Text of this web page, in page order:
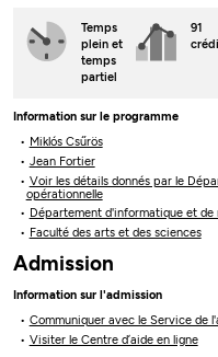
Temps
plein et
temps
partiel
91
Information sur le programme
Miklós Csűrös
Jean Fortier
Voir les détails donnés par le
opérationnelle
Département d'informatique et
Faculté des arts et des sciences
Admission
Information sur l'admission
Communiquer avec le Service de
Visiter le Centre d’aide en ligne